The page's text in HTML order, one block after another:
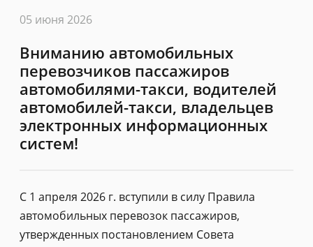
05 июня 2026
Вниманию автомобильных
перевозчиков пассажиров
автомобилями-такси, водителей
автомобилей-такси, владельцев
электронных информационных
систем!
С 1 апреля 2026 г. вступили в силу Правила
автомобильных перевозок пассажиров,
утвержденных постановлением Совета